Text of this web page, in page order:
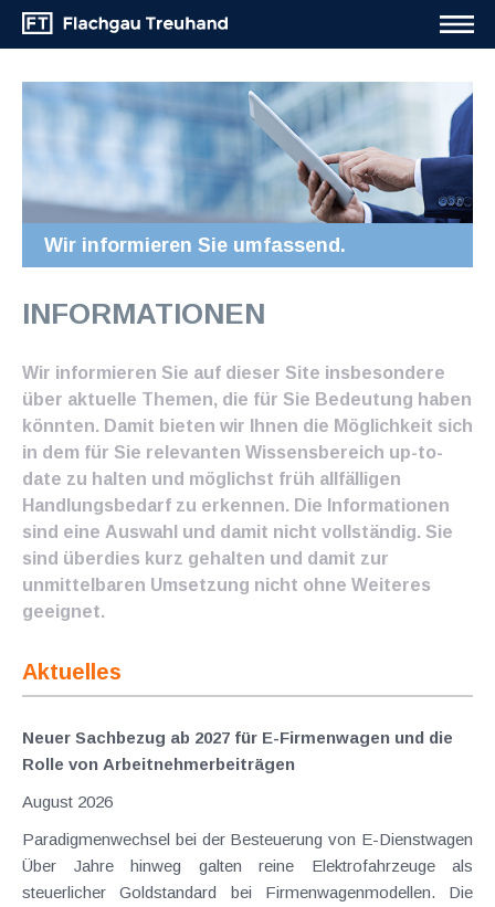
Wir informieren Sie umfassend.
INFORMATIONEN
Wir informieren Sie auf dieser Site insbesondere
über aktuelle Themen, die für Sie Bedeutung haben
könnten. Damit bieten wir Ihnen die Möglichkeit sich
in dem für Sie relevanten Wissensbereich up-to-
date zu halten und möglichst früh allfälligen
Handlungsbedarf zu erkennen. Die Informationen
sind eine Auswahl und damit nicht vollständig. Sie
sind überdies kurz gehalten und damit zur
unmittelbaren Umsetzung nicht ohne Weiteres
geeignet.
Aktuelles
Neuer Sachbezug ab 2027 für E-Firmenwagen und die
Rolle von Arbeitnehmer​­beiträgen
August 2026
Paradigmenwechsel bei der Besteuerung von E-Dienstwagen
Über Jahre hinweg galten reine Elektrofahrzeuge als
steuerlicher Goldstandard bei Firmenwagenmodellen. Die